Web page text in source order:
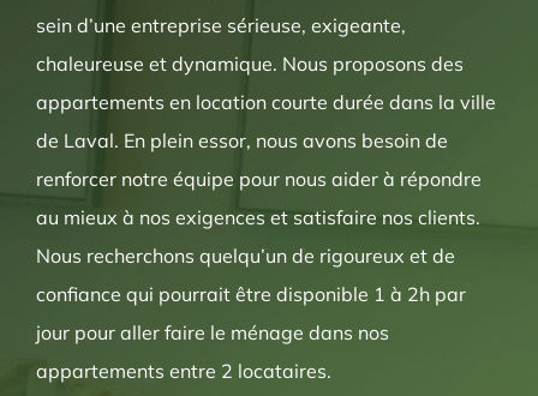
sein d’une entreprise sérieuse, exigeante,
chaleureuse et dynamique. Nous proposons des
appartements en location courte durée dans la ville
de Laval. En plein essor, nous avons besoin de
renforcer notre équipe pour nous aider à répondre
au mieux à nos exigences et satisfaire nos clients.
Nous recherchons quelqu’un de rigoureux et de
confiance qui pourrait être disponible 1 à 2h par
jour pour aller faire le ménage dans nos
appartements entre 2 locataires.